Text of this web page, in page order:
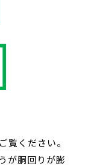
覧ください。
が胴回りが膨